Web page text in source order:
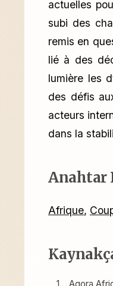
actuelles
subi des
remis en
lié à des
lumière les
des défis
acteurs
dans la
Anahtar
Afrique,